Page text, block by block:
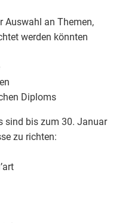
Auswahl an Themen,
werden könnten
Diploms
sind bis zum 30. Januar
zu richten: